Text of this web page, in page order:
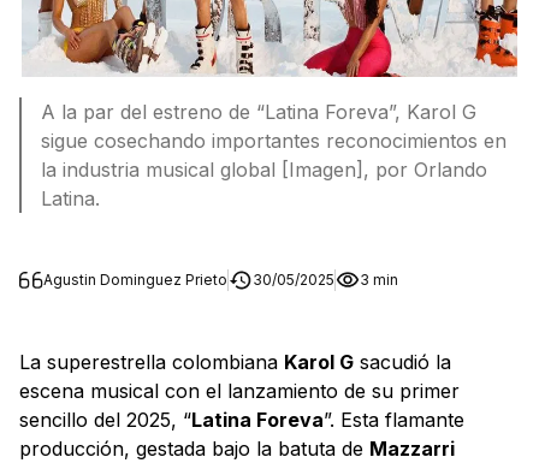
A la par del estreno de “Latina Foreva”, Karol G
sigue cosechando importantes reconocimientos en
la industria musical global [Imagen], por Orlando
Latina.
Agustin Dominguez Prieto 30/05/2025 3 min
La superestrella colombiana Karol G sacudió la
escena musical con el lanzamiento de su primer
sencillo del 2025, “Latina Foreva”. Esta flamante
producción, gestada bajo la batuta de Mazzarri